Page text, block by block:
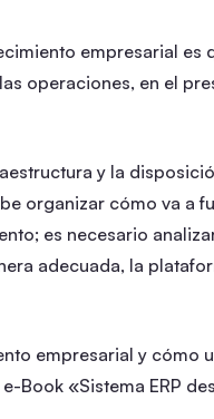
empresarial es
operaciones, en el
y la
organizar cómo va a
es necesario
adecuada, la
empresarial y cómo
Book «Sistema ERP